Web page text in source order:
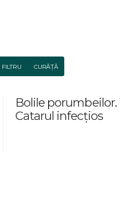
FILTRU CURĂȚĂ
Bolile porumbeilor.
Catarul infecţios